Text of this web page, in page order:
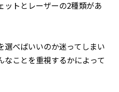
ットとレーザーの2種類があ
選べばいいのか迷ってしまい
なことを重視するかによって